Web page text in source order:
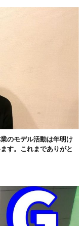
のモデル活動は年明け
す。これまでありがと